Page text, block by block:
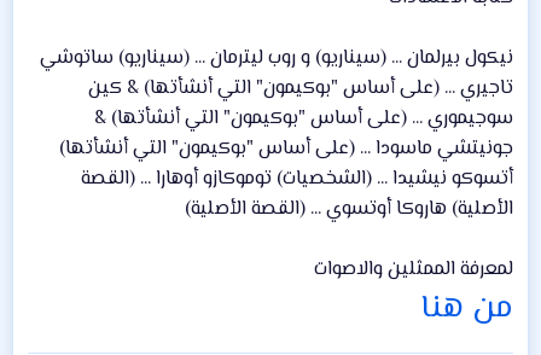
نيكول بيرلمان ... (سيناريو) و روب ليترمان ... (سيناريو) ساتوشي
تاجيري ... (على أساس "بوكيمون" التي أنشأتها) & كين
سوجيموري ... (على أساس "بوكيمون" التي أنشأتها) &
جونيتشي ماسودا ... (على أساس "بوكيمون" التي أنشأتها)
أتسوكو نيشيدا ... (الشخصيات) توموكازو أوهارا ... (القصة
الأصلية) هاروكا أوتسوي ... (القصة الأصلية)
لمعرفة الممثلين والاصوات
من هنا